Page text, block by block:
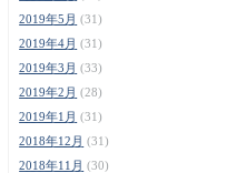
2019年5月 (31)
2019年4月 (31)
2019年3月 (33)
2019年2月 (28)
2019年1月 (31)
2018年12月 (31)
2018年11月 (30)